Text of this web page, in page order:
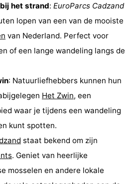
het strand: EuroParcs Cadzand
lopen van een van de mooiste
van Nederland. Perfect voor
of een lange wandeling langs de
: Natuurliefhebbers kunnen hun
Het Zwin, een
waar je tijdens een wandeling
kunt spotten.
staat bekend om zijn
. Geniet van heerlijke
mosselen en andere lokale